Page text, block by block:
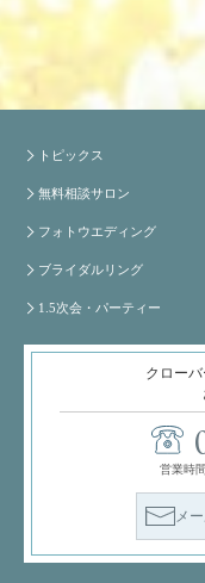
トピックス
無料相談サロン
フォトウエディング
ブライダルリング
1.5次会・パーティー
クロー
営業時
メ